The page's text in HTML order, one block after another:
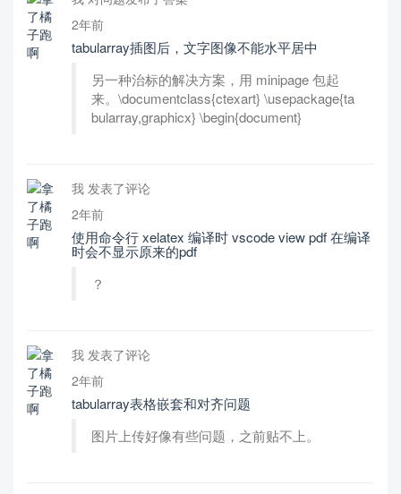
2年前
tabularray插图后，文字图像不能水平居中
另一种治标的解决方案，用 minipage 包起
来。\documentclass{ctexart} \usepackage{ta
bularray,graphicx} \begin{document}
我 发表了评论
2年前
使用命令行 xelatex 编译时 vscode view pdf 在编译
时会不显示原来的pdf
？
我 发表了评论
2年前
tabularray表格嵌套和对齐问题
图片上传好像有些问题，之前贴不上。